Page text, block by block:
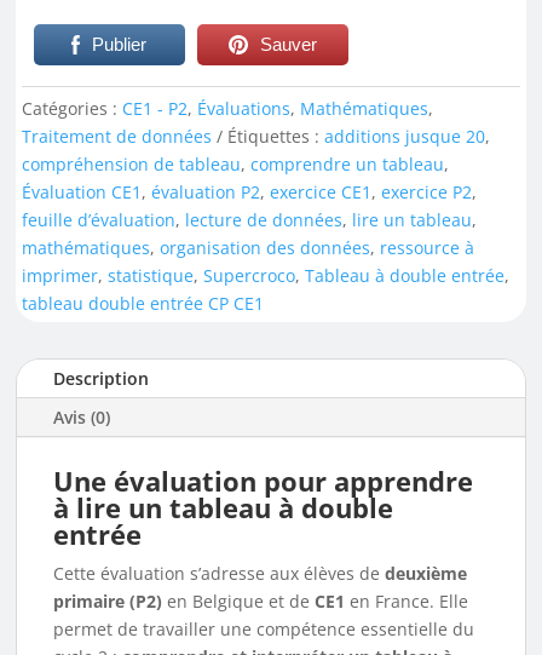
Publier Sauver
Catégories : CE1 - P2, Évaluations, Mathématiques,
Traitement de données
Étiquettes : additions jusque 20,
compréhension de tableau, comprendre un tableau,
Évaluation CE1 , évaluation P2, exercice CE1 , exercice P2,
feuille d’évaluation, lecture de données, lire un tableau,
mathématiques, organisation des données, ressource à
imprimer, statistique, Supercroco, Tableau à double entrée,
tableau double entrée CP CE1
Description
Avis (0)
Une évaluation pour apprendre
à lire un tableau à double
entrée
Cette évaluation s’adresse aux élèves dedeuxième
primaire (P2) en Belgique et deCE1 en France. Elle
permet de travailler une compétence essentielle du